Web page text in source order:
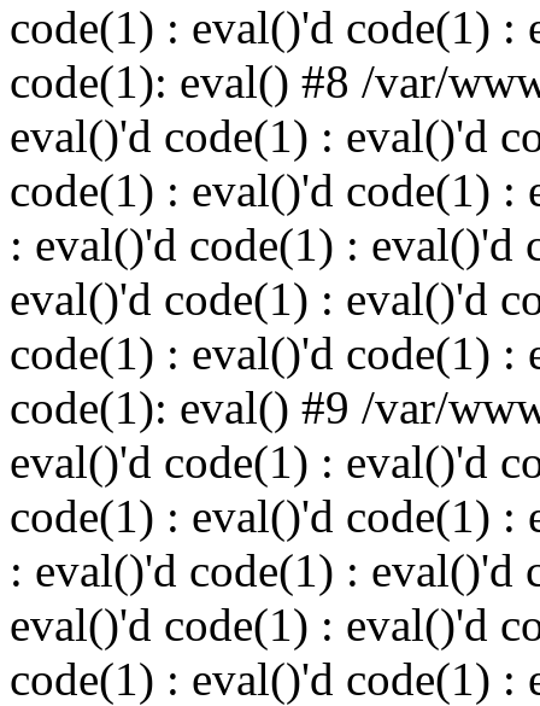
code(1) : eval()'d code(1) :
code(1): eval() #8 /var/
eval()'d code(1) : eval()'d
code(1) : eval()'d code(1) :
: eval()'d code(1) : eval()'d
eval()'d code(1) : eval()'d
code(1) : eval()'d code(1) :
code(1): eval() #9 /var/
eval()'d code(1) : eval()'d
code(1) : eval()'d code(1) :
: eval()'d code(1) : eval()'d
eval()'d code(1) : eval()'d
code(1) : eval()'d code(1) :